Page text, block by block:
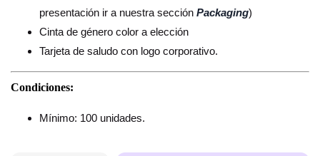
presentación ir a nuestra sección Packaging)
Cinta de género color a elección
Tarjeta de saludo con logo corporativo.
Condiciones:
Mínimo: 100 unidades.